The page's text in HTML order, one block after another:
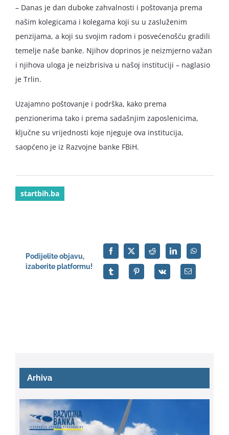
– Danas je dan duboke zahvalnosti i poštovanja prema
našim kolegicama i kolegama koji su u zasluženim
penzijama, a koji su svojim radom i posvećenošću gradili
temelje naše banke. Njihov doprinos je neizmjerno važan
i njihova uloga je neizbrisiva u našoj instituciji – naglasio
je Trlin.
Uzajamno poštovanje i podrška, kako prema
penzionerima tako i prema sadašnjim zaposlenicima,
ključne su vrijednosti koje njeguje ova institucija,
saopćeno je iz Razvojne banke FBiH.
startbih.ba
Podijelite objavu,
izaberite platformu!
Arhiva